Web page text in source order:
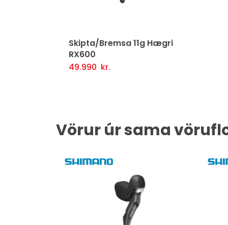
Skipta/Bremsa 11g Hægri
RX600
49.990 kr.
Setja Í Körfu
Vörur úr sama